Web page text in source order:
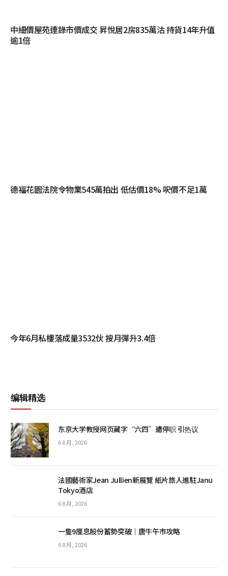
中細價屋苑連錄市價成交 昇悅居2房835萬沽 持貨14年升值
逾1倍
德福花園法院令物業545萬拍出 低估價18% 呎價不足1萬
今年6月私樓落成量3532伙 按月彈升3.4倍
编辑精选
东京大学教授网页藏字“六四”遭停职 引热议
6 8 月, 2026
法國藝術家Jean Jullien新展覽 紙片旅人進駐Janu
Tokyo酒店
6 8 月, 2026
一隻9厘息股份蓄勢突破｜唐牛午市攻略
6 8 月, 2026